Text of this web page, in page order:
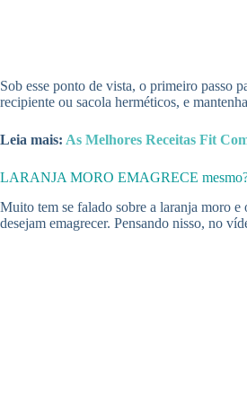
Sob esse ponto de vista, o primeiro passo
recipiente ou sacola herméticos, e
Leia mais: As Melhores Receitas Fit
LARANJA MORO EMAGRECE
Muito tem se falado sobre a laranja moro e
desejam emagrecer. Pensando nisso, no